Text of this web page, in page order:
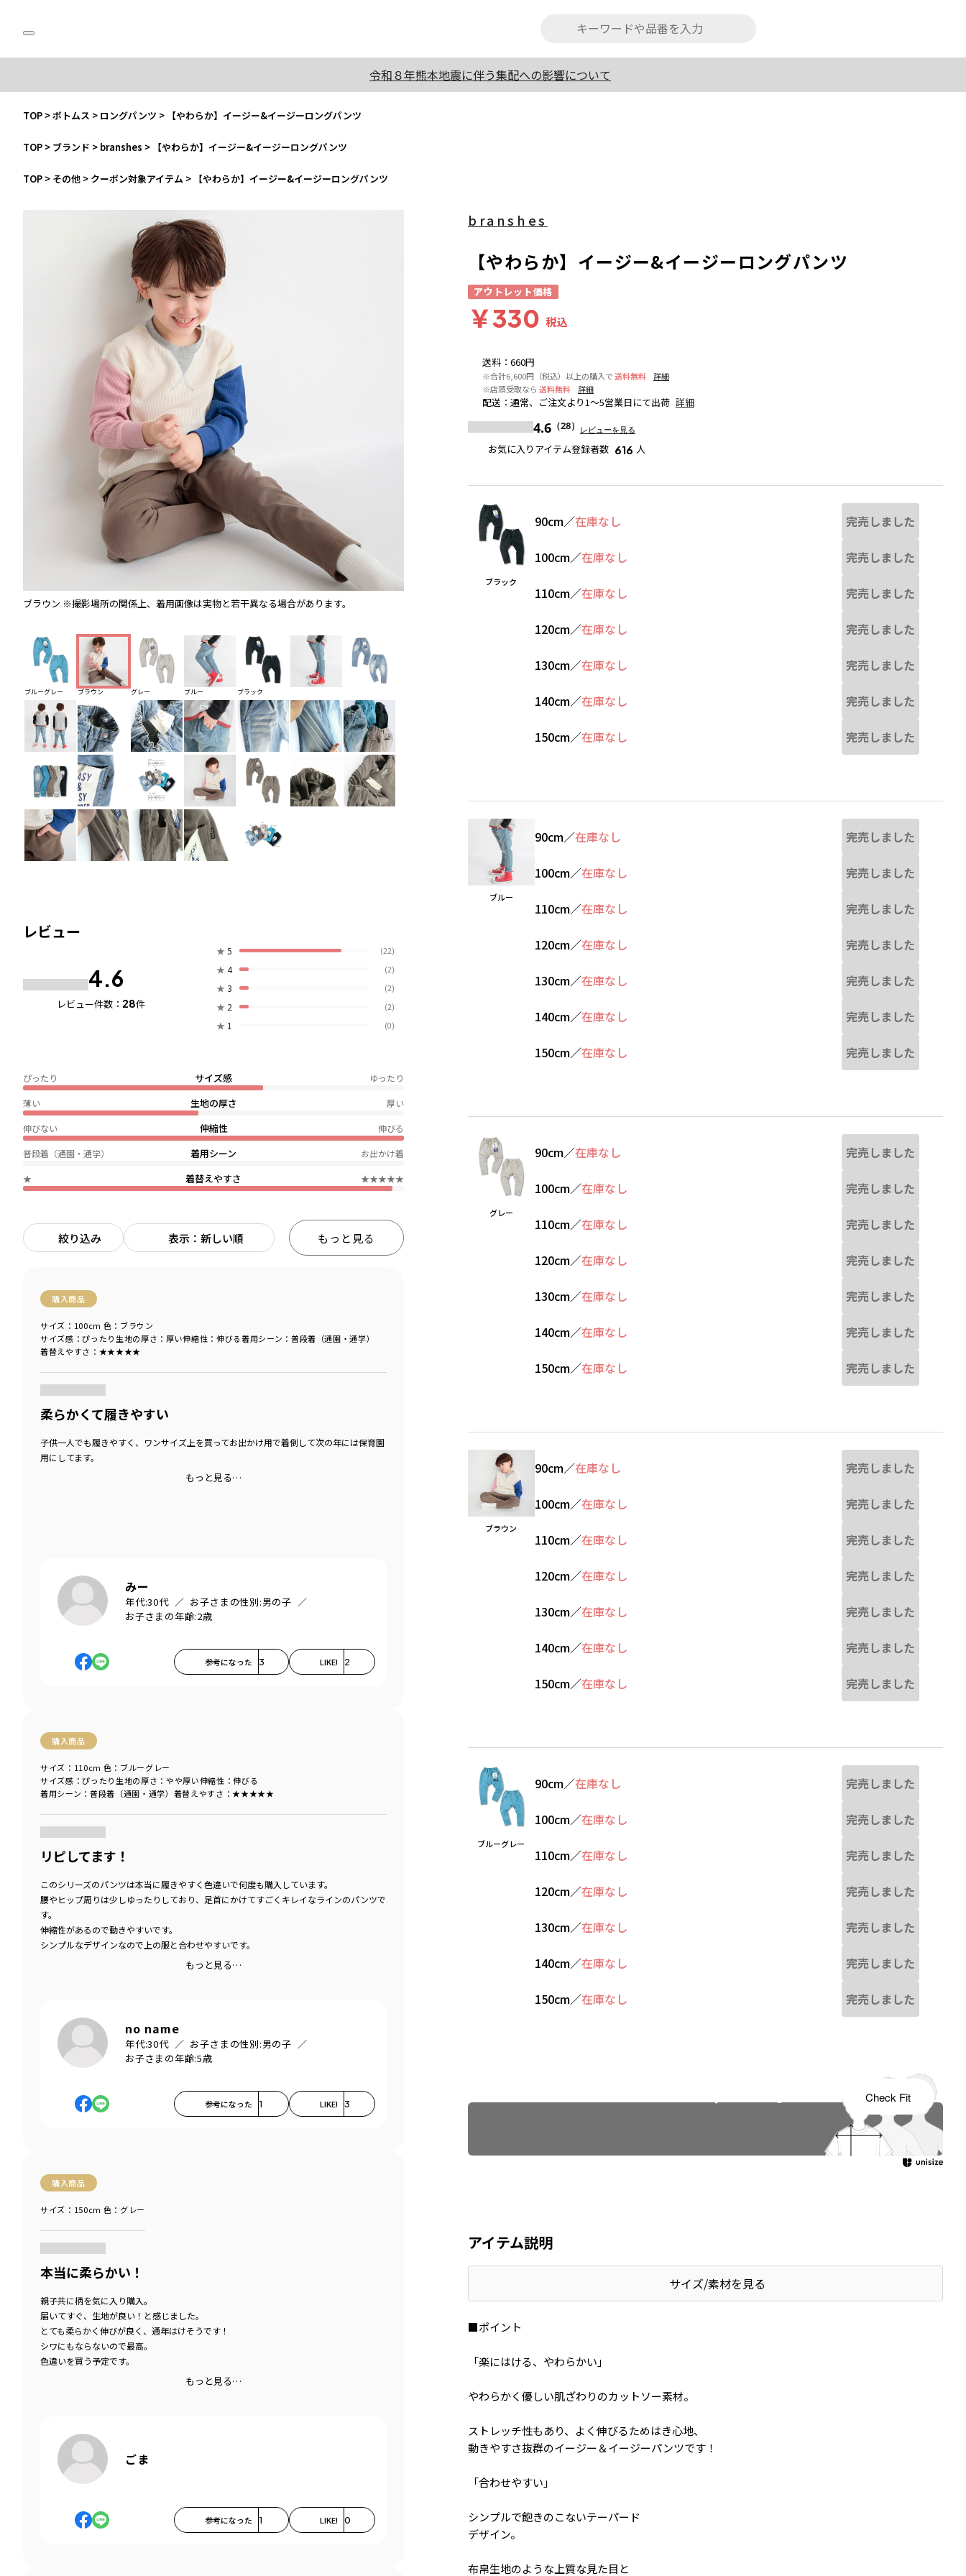
令和８年熊本地震に伴う集配への影響について
TOP >ボトムス > ロングパンツ > 【やわらか】イージー&イージーロングパンツ
TOP > ブランド > branshes > 【やわらか】イージー&イージーロングパンツ
TOP > その他 > クーポン対象アイテム > 【やわらか】イージー&イージーロングパンツ
ブラウン ※撮影場所の関係上、着用画像は実物と若干異なる場合があります。 ※撮影場所の関係上、着用画像は実物と若干異なる場合があります。 ※撮影場所の関係上、着用画像は
ブルーグレー ブラウン グレー ブルー ブラック
レビュー
4.6
レビュー件数： 28件
★ 5 (22)
★ 4 (2)
★ 3 (2)
★ 2 (2)
★ 1 (0)
サイズ感
ぴったり ゆったり
生地の厚さ
薄い 厚い
伸縮性
伸びない 伸びる
着用シーン
普段着（通園・通学） お出かけ着
着替えやすさ
★ ★★★★★
絞り込み 表示：新しい順 もっと見る
購入商品
サイズ感 ：ぴったり 生地の厚さ ：厚い伸縮性 ：伸びる着用シーン ：普段着（通園・通学）
着替えやすさ ：★★★★★
サイズ：100cm 色：ブラウン
柔らかくて履きやすい
子供一人でも履きやすく、ワンサイズ上を買ってお出かけ用で着倒して次の年には保育園
用にしてます。
もっと見る…
みー
年代:30代 お子さまの性別:男の子
お子さまの年齢:2歳
参考になった 3 LIKE! 2
購入商品
サイズ感 ：ぴったり 生地の厚さ ：やや厚い伸縮性 ：伸びる
着用シーン ：普段着（通園・通学） 着替えやすさ ：★★★★★
サイズ：110cm 色：ブルーグレー
リピしてます！
このシリーズのパンツは本当に履きやすく色違いで何度も購入しています。
腰やヒップ周りは少しゆったりしており、足首にかけてすごくキレイなラインのパンツで
す。
伸縮性があるので動きやすいです。
シンプルなデザインなので上の服と合わせやすいです。
もっと見る…
no name
年代:30代 お子さまの性別:男の子
お子さまの年齢:5歳
参考になった 1 LIKE! 3
購入商品
サイズ：150cm 色：グレー
本当に柔らかい！
親子共に柄を気に入り購入。
届いてすぐ、生地が良い！と感じました。
とても柔らかく伸びが良く、通年はけそうです！
シワにもならないので最高。
色違いを買う予定です。
もっと見る…
ごま
参考になった 1 LIKE! 0
送料 ： 660円
※合計6,600円（税込）以上の購入で送料無料
詳細
※店頭受取なら 送料無料 詳細
配送 ： 通常、ご注文より1～5営業日にて出荷 詳細
4.6 （28） レビューを見る
お気に入りアイテム登録者数 616 人
branshes
【やわらか】イージー&イージーロングパンツ
アウトレット価格
￥330 税込
ブラック
90cm／在庫なし 完売しました
100cm／在庫なし 完売しました
110cm／在庫なし 完売しました
120cm／在庫なし 完売しました
130cm／在庫なし 完売しました
140cm／在庫なし 完売しました
150cm／在庫なし 完売しました
ブルー
90cm／在庫なし 完売しました
100cm／在庫なし 完売しました
110cm／在庫なし 完売しました
120cm／在庫なし 完売しました
130cm／在庫なし 完売しました
140cm／在庫なし 完売しました
150cm／在庫なし 完売しました
グレー
90cm／在庫なし 完売しました
100cm／在庫なし 完売しました
110cm／在庫なし 完売しました
120cm／在庫なし 完売しました
130cm／在庫なし 完売しました
140cm／在庫なし 完売しました
150cm／在庫なし 完売しました
ブラウン
90cm／在庫なし 完売しました
100cm／在庫なし 完売しました
110cm／在庫なし 完売しました
120cm／在庫なし 完売しました
130cm／在庫なし 完売しました
140cm／在庫なし 完売しました
150cm／在庫なし 完売しました
ブルーグレー
90cm／在庫なし 完売しました
100cm／在庫なし 完売しました
110cm／在庫なし 完売しました
120cm／在庫なし 完売しました
130cm／在庫なし 完売しました
140cm／在庫なし 完売しました
150cm／在庫なし 完売しました
アイテム説明
サイズ/素材を見る
■ポイント
「楽にはける、やわらかい」
やわらかく優しい肌ざわりのカットソー素材。
ストレッチ性もあり、よく伸びるためはき心地、
動きやすさ抜群のイージー＆イージーパンツです！
「合わせやすい」
シンプルで飽きのこないテーパード
デザイン。
布帛生地のような上質な見た目と
Check Fit